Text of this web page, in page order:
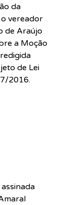
da
vereador
de Araújo
a Moção
de Lei
2016.